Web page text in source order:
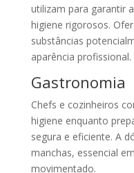
utilizam para garantir
higiene rigorosos.
substâncias
aparência profissional.
Gastronomia
Chefs e cozinheiros
higiene enquanto
segura e eficiente. A
manchas, essencial
movimentado.